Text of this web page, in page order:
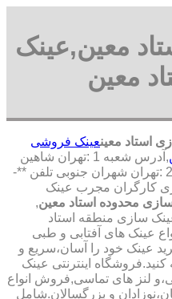
معین,عینک
معین
استاد معینعینک فروشی
,آدرس شعبه 1 :تهران شاهین
شمالی بیست متری گلستان شعبه 2 :تهران شهران جنوبی تلفن **-
کارگران مجرب عینک
محدوده استاد معین,
سازی منطقه استاد
عینک های آفتابی و طبی
عینک خود را آسان،سریع و
اینترنتی عینک
لنز های تماسی,فروش انواع
و بزرگسالان.شامل